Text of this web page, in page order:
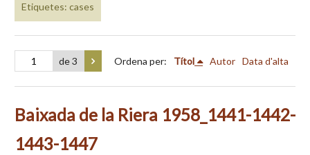
Etiquetes: cases
de 3 Ordena per: Títol Autor Data d'alta
Baixada de la Riera 1958_1441-1442-
1443-1447